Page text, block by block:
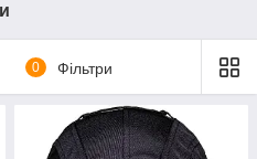
0 Фільтри